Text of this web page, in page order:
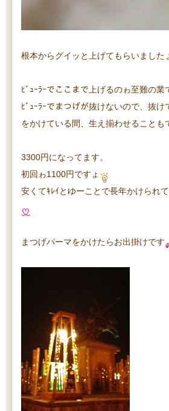
根本からグイッと上げてもらいました
ﾋﾞｭｰﾗｰでここまで上げるのゎ至難の業
ﾋﾞｭｰﾗｰでまつげが抜けないので、抜
をかけている間、生え揃わせることも
3300円になってます。
初回ゎ1100円ですょ
安くてｷﾚｲとゆーことで長年かけられ
まつげパーマをかけたらお出掛けです